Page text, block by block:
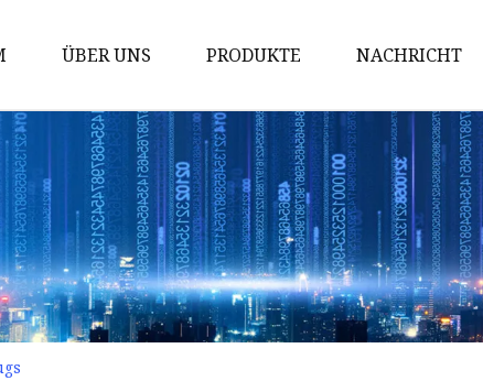
ÜBER UNS PRODUKTE
Mülleimer
Haken-Präsentationsständer
Bodenständer
Einzelhandelsverpackungsbox
Palettenständer
Thekenständer
NACHRICHT